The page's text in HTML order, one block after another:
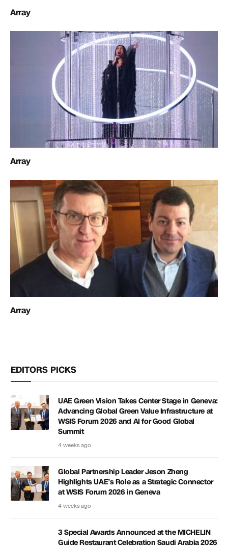
Array
Array
Array
EDITORS PICKS
UAE Green Vision Takes Center Stage in Geneva:
Advancing Global Green Value Infrastructure at
WSIS Forum 2026 and AI for Good Global
Summit
4 weeks ago
Global Partnership Leader Jeson Zheng
Highlights UAE’s Role as a Strategic Connector
at WSIS Forum 2026 in Geneva
4 weeks ago
3 Special Awards Announced at the MICHELIN
Guide Restaurant Celebration Saudi Arabia 2026